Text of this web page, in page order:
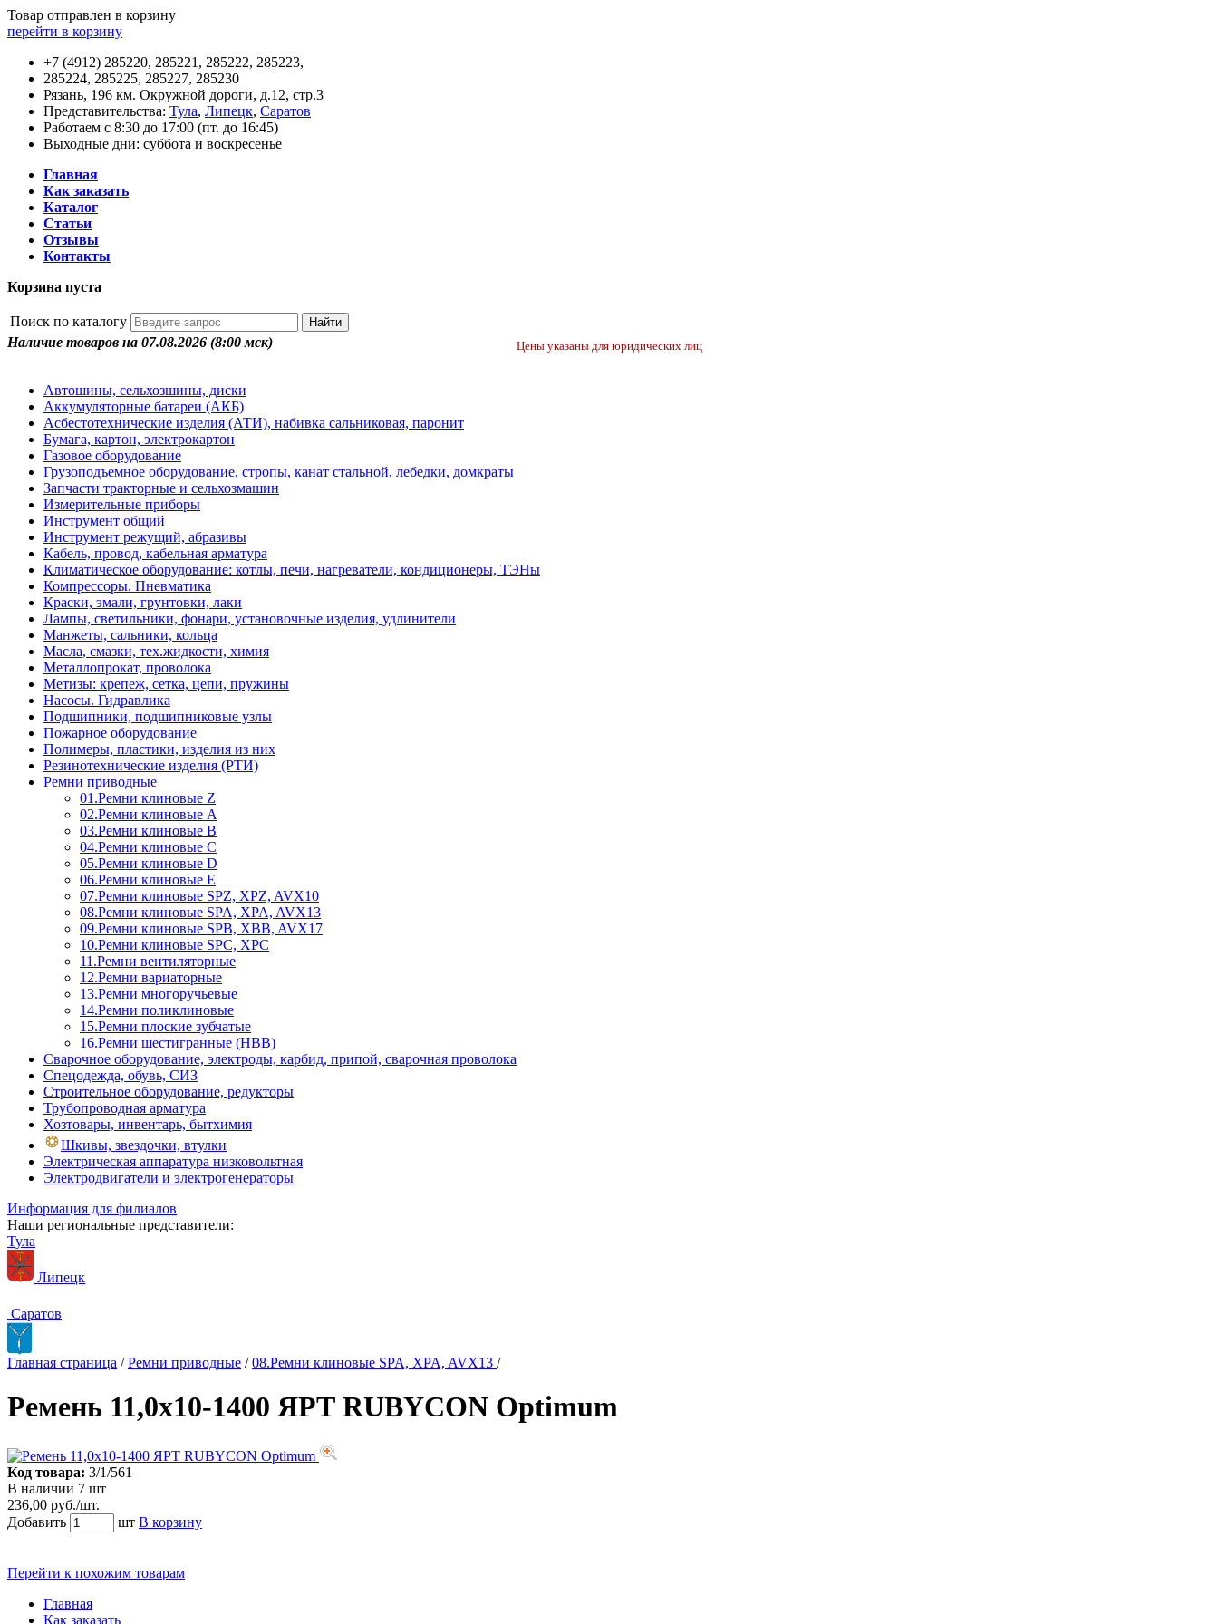
Товар отправлен в корзину
перейти в корзину
+7 (4912) 285220, 285221, 285222, 285223,
285224, 285225, 285227, 285230
Рязань, 196 км. Окружной дороги, д.12, стр.3
Представительства: Тула, Липецк, Саратов
Работаем с 8:30 до 17:00 (пт. до 16:45)
Выходные дни: суббота и воскресенье
Главная
Как заказать
Каталог
Статьи
Отзывы
Контакты
Корзина пуста
Поиск по каталогу
Наличие товаров на 07.08.2026 (8:00 мск) Цены указаны для юридических лиц
Автошины, сельхозшины, диски
Аккумуляторные батареи (АКБ)
Асбестотехнические изделия (АТИ), набивка сальниковая, паронит
Бумага, картон, электрокартон
Газовое оборудование
Грузоподъемное оборудование, стропы, канат стальной, лебедки, домкраты
Запчасти тракторные и сельхозмашин
Измерительные приборы
Инструмент общий
Инструмент режущий, абразивы
Кабель, провод, кабельная арматура
Климатическое оборудование: котлы, печи, нагреватели, кондиционеры, ТЭНы
Компрессоры. Пневматика
Краски, эмали, грунтовки, лаки
Лампы, светильники, фонари, установочные изделия, удлинители
Манжеты, сальники, кольца
Масла, смазки, тех.жидкости, химия
Металлопрокат, проволока
Метизы: крепеж, сетка, цепи, пружины
Насосы. Гидравлика
Подшипники, подшипниковые узлы
Пожарное оборудование
Полимеры, пластики, изделия из них
Резинотехнические изделия (РТИ)
Ремни приводные
01.Ремни клиновые Z
02.Ремни клиновые А
03.Ремни клиновые B
04.Ремни клиновые C
05.Ремни клиновые D
06.Ремни клиновые E
07.Ремни клиновые SPZ, XPZ, AVX10
08.Ремни клиновые SPA, XPA, AVX13
09.Ремни клиновые SPB, XBB, AVX17
10.Ремни клиновые SPC, XPC
11.Ремни вентиляторные
12.Ремни вариаторные
13.Ремни многоручьевые
14.Ремни поликлиновые
15.Ремни плоские зубчатые
16.Ремни шестигранные (HBB)
Сварочное оборудование, электроды, карбид, припой, сварочная проволока
Спецодежда, обувь, СИЗ
Строительное оборудование, редукторы
Трубопроводная арматура
Хозтовары, инвентарь, бытхимия
Шкивы, звездочки, втулки
Электрическая аппаратура низковольтная
Электродвигатели и электрогенераторы
Информация для филиалов
Наши региональные представители:
Тула
Липецк
Саратов
Главная страница / Ремни приводные / 08.Ремни клиновые SPA, XPA, AVX13 /
Ремень 11,0х10-1400 ЯРТ RUBYCON Optimum
Код товара: 3/1/561
В наличии 7 шт
236,00 руб./шт.
Добавить
шт В корзину
Перейти к похожим товарам
Главная
Как заказать